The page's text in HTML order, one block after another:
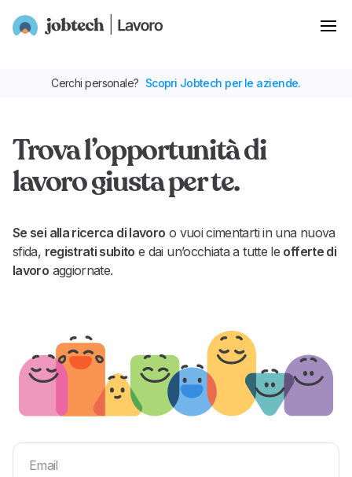
Trova l’opportunità di
lavoro giusta per te.
Se sei alla ricerca di lavoro o vuoi cimentarti in una nuova
sfida, registrati subito e dai un’occhiata a tutte le offerte di
lavoro aggiornate.
Email
Cerchi personale? Scopri Jobtech per le aziende.